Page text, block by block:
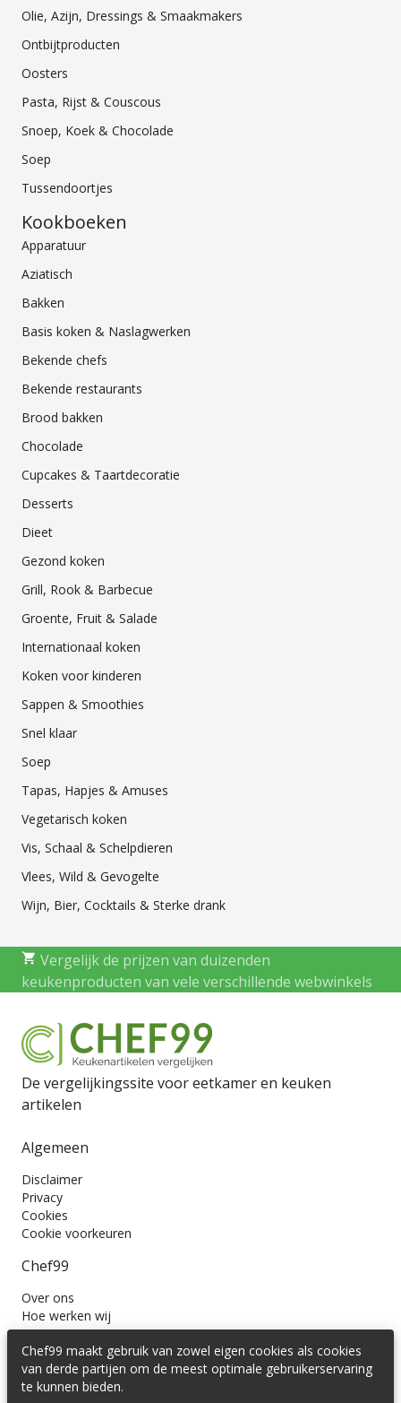
Olie, Azijn, Dressings & Smaakmakers
Ontbijtproducten
Oosters
Pasta, Rijst & Couscous
Snoep, Koek & Chocolade
Soep
Tussendoortjes
Kookboeken
Apparatuur
Aziatisch
Bakken
Basis koken & Naslagwerken
Bekende chefs
Bekende restaurants
Brood bakken
Chocolade
Cupcakes & Taartdecoratie
Desserts
Dieet
Gezond koken
Grill, Rook & Barbecue
Groente, Fruit & Salade
Internationaal koken
Koken voor kinderen
Sappen & Smoothies
Snel klaar
Soep
Tapas, Hapjes & Amuses
Vegetarisch koken
Vis, Schaal & Schelpdieren
Vlees, Wild & Gevogelte
Wijn, Bier, Cocktails & Sterke drank
Vergelijk de prijzen van duizenden
keukenproducten van vele verschillende webwinkels
De vergelijkingssite voor eetkamer en keuken
artikelen
Algemeen
Disclaimer
Privacy
Cookies
Cookie voorkeuren
Chef99
Over ons
Hoe werken wij
Contact
Wil je ons volgen?
Chef99 maakt gebruik van zowel eigen cookies als cookies
van derde partijen om de meest optimale gebruikerservaring
te kunnen bieden.